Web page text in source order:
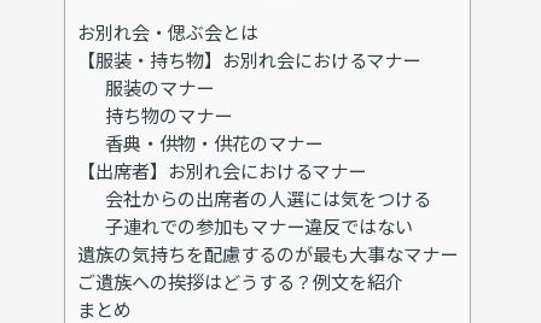
お別れ会・偲ぶ会とは
【服装・持ち物】お別れ会におけるマナー
服装のマナー
持ち物のマナー
香典・供物・供花のマナー
【出席者】お別れ会におけるマナー
会社からの出席者の人選には気をつける
子連れでの参加もマナー違反ではない
遺族の気持ちを配慮するのが最も大事なマナー
ご遺族への挨拶はどうする？例文を紹介
まとめ